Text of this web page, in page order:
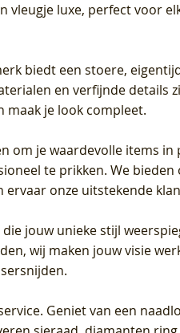
luxe, perfect voor
biedt een stoere,
en verfijnde details
maak je look compleet.
om je waardevolle items
te prikken. We
onze uitstekende
jouw unieke stijl
wij maken jouw visie
. Geniet van een